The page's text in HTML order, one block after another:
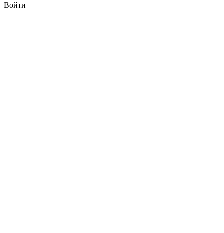
Войти